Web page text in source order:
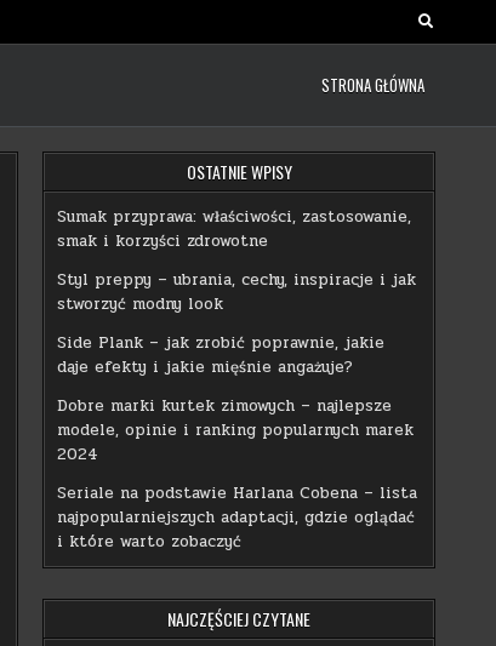
STRONA GŁÓWNA
OSTATNIE WPISY
Sumak przyprawa: właściwości, zastosowanie,
smak i korzyści zdrowotne
Styl preppy – ubrania, cechy, inspiracje i jak
stworzyć modny look
Side Plank – jak zrobić poprawnie, jakie
daje efekty i jakie mięśnie angażuje?
Dobre marki kurtek zimowych – najlepsze
modele, opinie i ranking popularnych marek
2024
Seriale na podstawie Harlana Cobena – lista
najpopularniejszych adaptacji, gdzie oglądać
i które warto zobaczyć
NAJCZĘŚCIEJ CZYTANE